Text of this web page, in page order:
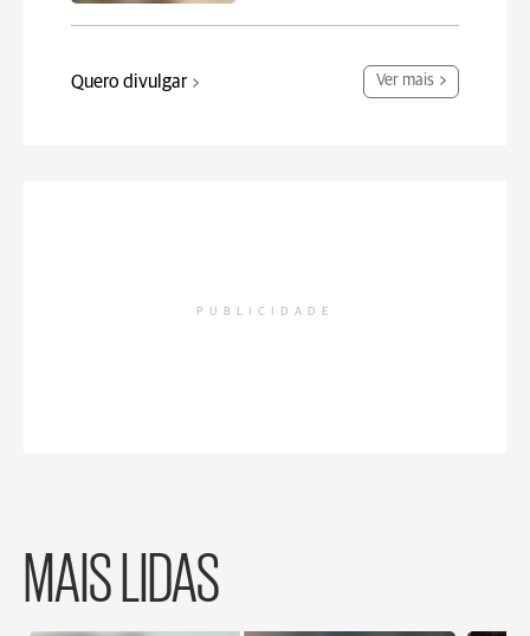
Quero divulgar Ver mais
PUBLICIDADE
MAIS LIDAS